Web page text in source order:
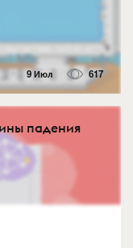
9 Июл 617
падения